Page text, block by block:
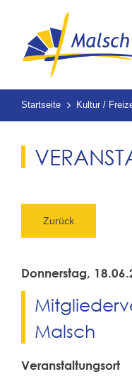
Startseite Kultur /
Zurück
Donnerstag,
Malsch
Veranstaltungsort